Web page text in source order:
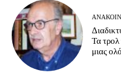
Τα τρολ
μιας